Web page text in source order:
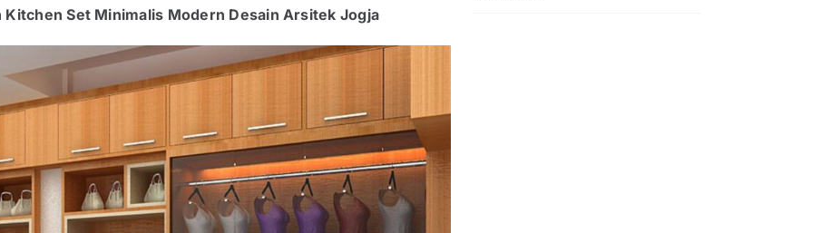
Set Minimalis Modern Desain Arsitek Jogja